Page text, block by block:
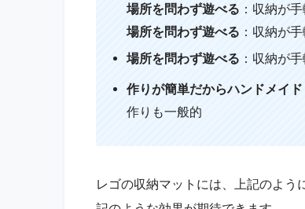
場所を問わず遊べる ：収納が
場所を問わず遊べる ：収納が
場所を問わず遊べる ：収納が
作りが簡単だからハンドメイ
作りも一般的
レゴの収納マットには、上記のよう